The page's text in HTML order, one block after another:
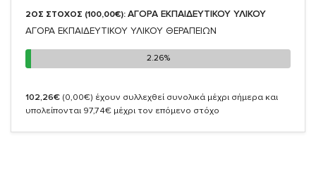
2ΟΣ ΣΤΟΧΟΣ (100,00€): ΑΓΟΡΑ ΕΚΠΑΙΔΕΥΤΙΚΟΥ ΥΛΙΚΟΥ
ΑΓΟΡΑ ΕΚΠΑΙΔΕΥΤΙΚΟΥ ΥΛΙΚΟΥ ΘΕΡΑΠΕΙΩΝ
2.26%
2.26%
102,26€ (0,00€) έχουν συλλεχθεί συνολικά μέχρι σήμερα και
υπολείπονται 97,74€ μέχρι τον επόμενο στόχο